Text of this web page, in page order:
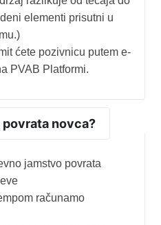
elementi prisutni u
ćete pozivnicu putem e-
PVAB Platformi.
povrata novca?
jamstvo povrata
računamo